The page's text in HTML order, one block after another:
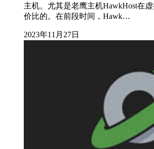
主机。尤其是老鹰主机HawkHost在
价比的。在前段时间，Hawk…
2023年11月27日